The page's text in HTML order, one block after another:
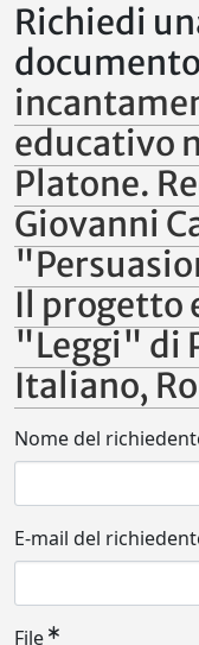
Richiedi
educativo
Platone.
Giovanni
Il progetto
"Leggi" di
Italiano,
Nome del
E-mail del
File